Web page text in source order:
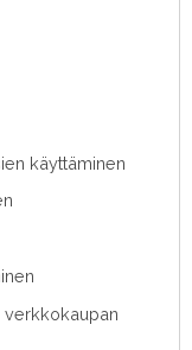
käyttäminen
verkkokaupan